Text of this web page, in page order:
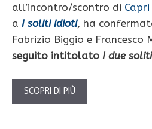
all’incontro/scontro di
a I soliti idioti, ha
Fabrizio Biggio e Francesco
seguito intitolato I due
SCOPRI DI PIÙ